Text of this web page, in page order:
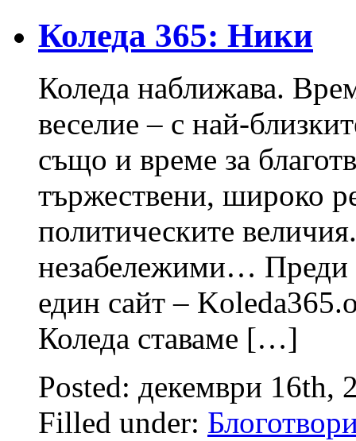
Коледа 365: Ники
Коледа наближава.
веселие – с най-
също и време за
тържествени, широко
политическите
незабележими… Преди
един сайт –
Коледа ставаме […]
Posted: декември 16th,
Filled under: